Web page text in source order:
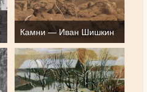
Камни — Иван Шишкин